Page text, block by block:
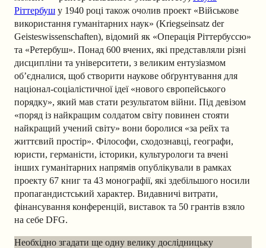
Ріттербуш у 1940 році також очолив проект «Військове
використання гуманітарних наук» (Kriegseinsatz der
Geisteswissenschaften), відомий як «Операція Ріттербуссю»
та «Ретербуш». Понад 600 вчених, які представляли різні
дисципліни та університети, з великим ентузіазмом
об’єдналися, щоб створити наукове обґрунтування для
націонал-соціалістичної ідеї «нового європейського
порядку», який мав стати результатом війни. Під девізом
«поряд із найкращим солдатом світу повинен стояти
найкращий учений світу» вони боролися «за рейх та
життєвий простір». Філософи, сходознавці, географи,
юристи, германісти, історики, культурологи та вчені
інших гуманітарних напрямів опублікували в рамках
проекту 67 книг та 43 монографії, які здебільшого носили
пропагандистський характер. Видавничі витрати,
фінансування конференцій, виставок та 50 грантів взяло
на себе DFG.
Необхідно згадати ще одну велику дослідницьку